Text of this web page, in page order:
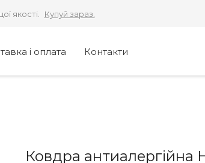
якості. Купуй зараз.
і оплата Контакти
Ковдра антиалергійна